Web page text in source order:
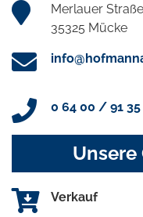
Merlauer
35325 Mücke
0 64 00 / 91 35
Verkauf